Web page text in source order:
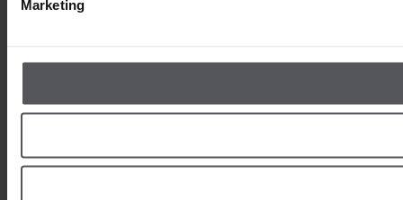
Marketing